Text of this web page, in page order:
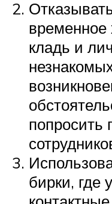
временное
кладь и
бирки, где